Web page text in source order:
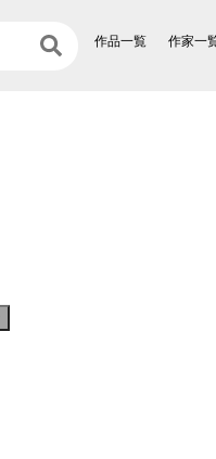
作品一覧 作家一